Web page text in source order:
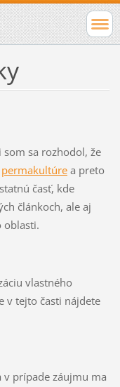
sa rozhodol, že
permakultúrea preto
časť, kde
článkoch, ale aj
oblasti.
vlastného
v tejto časti nájdete
v prípade záujmu ma